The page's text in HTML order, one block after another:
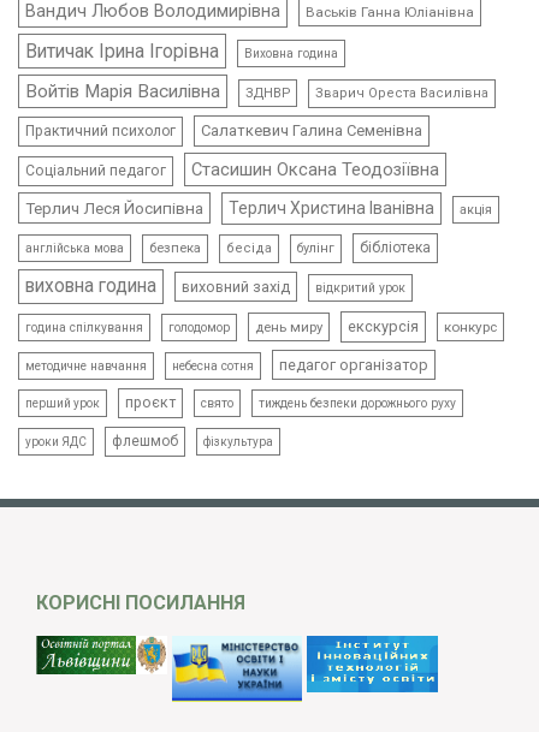
Вандич Любов Володимирівна Васьків Ганна Юліанівна
Витичак Ірина Ігорівна Виховна година
Войтів Марія Василівна ЗДНВР Зварич Ореста Василівна
Практичний психолог Салаткевич Галина Семенівна
Соціальний педагог Стасишин Оксана Теодозіївна
Терлич Леся Йосипівна Терлич Христина Іванівна акція
англійська мова безпека бесіда булінг бібліотека
виховна година виховний захід відкритий урок
година спілкування голодомор день миру екскурсія конкурс
методичне навчання небесна сотня педагог організатор
перший урок проєкт свято тиждень безпеки дорожнього руху
уроки ЯДС флешмоб фізкультура
КОРИСНІ ПОСИЛАННЯ